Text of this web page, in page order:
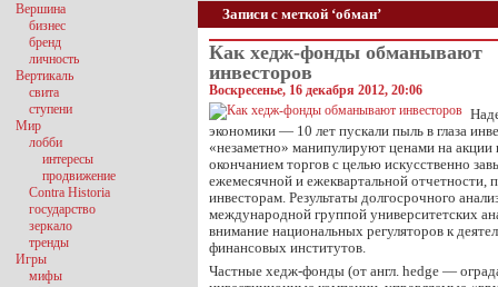
Записи с меткой ‘обман’
Как хедж-фонды обманывают
инвесторов
Воскресенье, 16 декабря 2012, 20:06
экономики — 10 лет пускали пыль в глаза
«незаметно» манипулируют ценами на
окончанием торгов с целью искусственно
ежемесячной и ежеквартальной отчетности,
инвесторам. Результаты долгосрочного
международной группой университетских
внимание национальных регуляторов к
финансовых институтов.
Частные хедж-фонды (от англ. hedge —
Вершина
бизнес
бренд
личность
Вертикаль
свита
ступени
Мир
лобби
интересы
продвижение
Contra Historia
государство
зеркало
тренды
Игры
мифы